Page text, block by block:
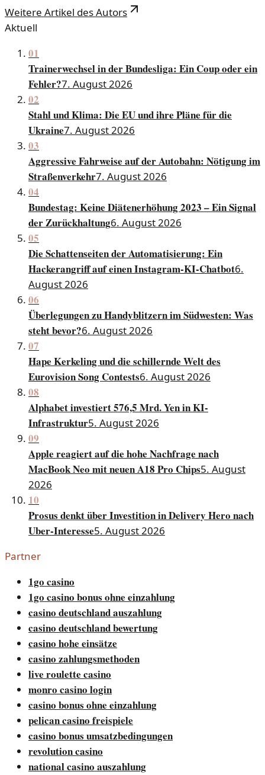
Weitere Artikel des Autors
Aktuell
01
Trainerwechsel in der Bundesliga: Ein Coup oder ein
Fehler?7. August 2026
02
Stahl und Klima: Die EU und ihre Pläne für die
Ukraine7. August 2026
03
Aggressive Fahrweise auf der Autobahn: Nötigung im
Straßenverkehr7. August 2026
04
Bundestag: Keine Diätenerhöhung 2023 – Ein Signal
der Zurückhaltung6. August 2026
05
Die Schattenseiten der Automatisierung: Ein
Hackerangriff auf einen Instagram-KI-Chatbot6.
August 2026
06
Überlegungen zu Handyblitzern im Südwesten: Was
steht bevor?6. August 2026
07
Hape Kerkeling und die schillernde Welt des
Eurovision Song Contests6. August 2026
08
Alphabet investiert 576,5 Mrd. Yen in KI-
Infrastruktur5. August 2026
09
Apple reagiert auf die hohe Nachfrage nach
MacBook Neo mit neuen A18 Pro Chips5. August
2026
10
Prosus denkt über Investition in Delivery Hero nach
Uber-Interesse5. August 2026
Partner
1go casino
1go casino bonus ohne einzahlung
casino deutschland auszahlung
casino deutschland bewertung
casino hohe einsätze
casino zahlungsmethoden
live roulette casino
monro casino login
casino bonus ohne einzahlung
pelican casino freispiele
casino bonus umsatzbedingungen
revolution casino
national casino auszahlung